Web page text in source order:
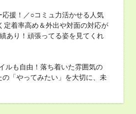
援！／○コミュ力活かせる人気
定着率高め＆外出や対面の対応が
あり！頑張ってる姿を見てくれ
ルも自由！落ち着いた雰囲気の
「やってみたい」を大切に、未